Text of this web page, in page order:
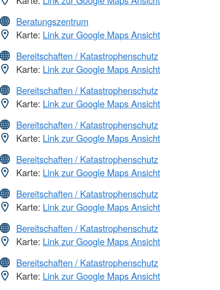
Beratungszentrum
Karte: Link zur Google Maps Ansicht
Bereitschaften / Katastrophenschutz
Karte: Link zur Google Maps Ansicht
Bereitschaften / Katastrophenschutz
Karte: Link zur Google Maps Ansicht
Bereitschaften / Katastrophenschutz
Karte: Link zur Google Maps Ansicht
Bereitschaften / Katastrophenschutz
Karte: Link zur Google Maps Ansicht
Bereitschaften / Katastrophenschutz
Karte: Link zur Google Maps Ansicht
Bereitschaften / Katastrophenschutz
Karte: Link zur Google Maps Ansicht
Bereitschaften / Katastrophenschutz
Karte: Link zur Google Maps Ansicht